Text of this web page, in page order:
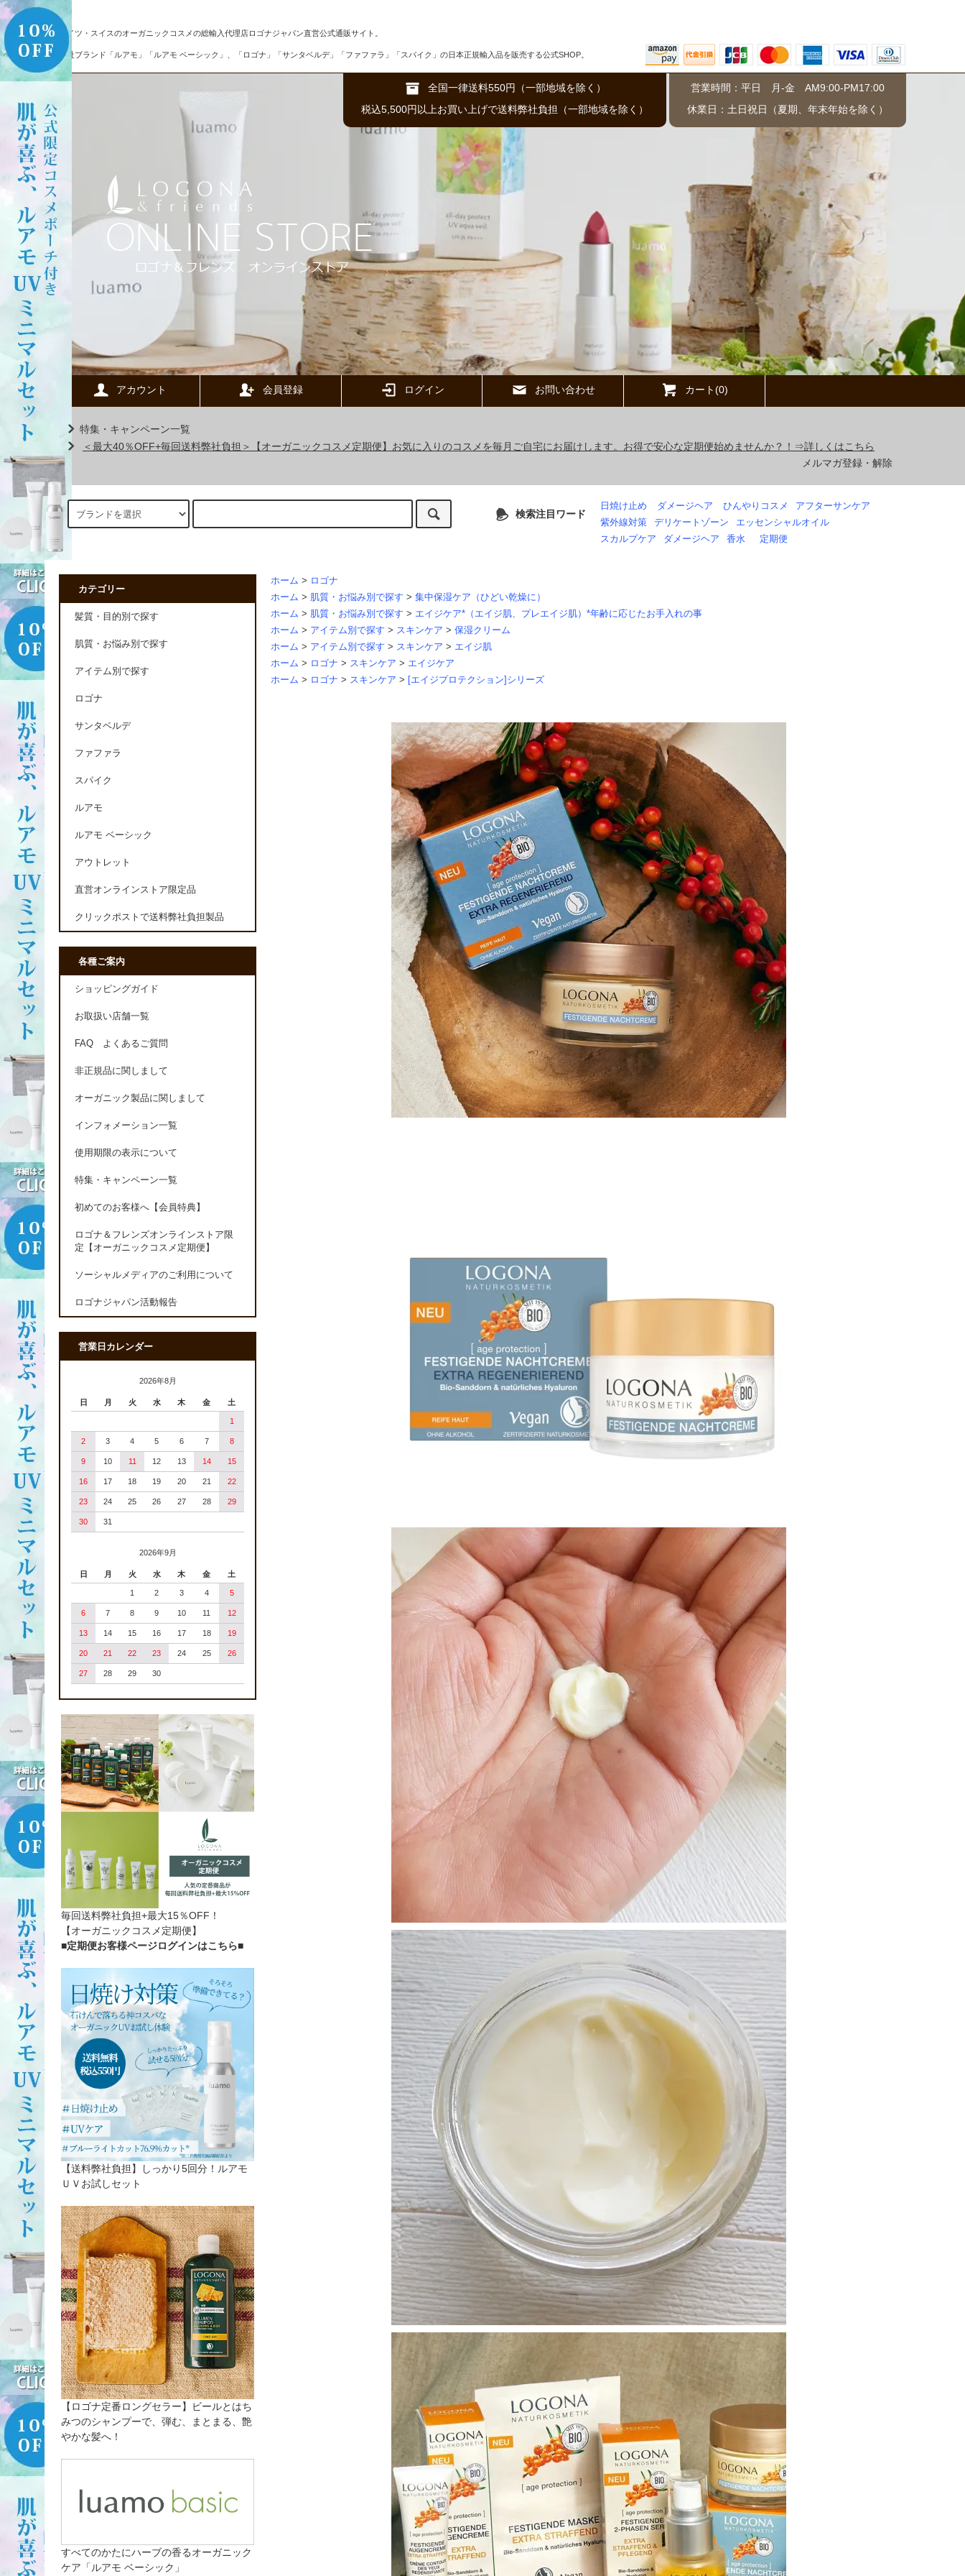
ドイツ・スイスのオーガニックコスメの総輸入代理店ロゴナジャパン直営公式通販サイト。
自社ブランド「ルアモ」「ルアモ ベーシック」、「ロゴナ」「サンタベルデ」「ファファラ」「スパイク」の日本正規輸入品を販売する公式SHOP。
全国一律送料550円（一部地域を除く）
税込5,500円以上お買い上げで送料弊社負担（一部地域を除く）
営業時間：平日 月-金 AM9:00-PM17:00
休業日：土日祝日（夏期、年末年始を除く）
アカウント 会員登録 ログイン お問い合わせ カート(0)
特集・キャンペーン一覧
＜最大40％OFF+毎回送料弊社負担＞【オーガニックコスメ定期便】お気に入りのコスメを毎月ご自宅にお届けします。お得で安心な定期便始めませんか？！⇒詳しくはこちら
メルマガ登録・解除
検索注目ワード
日焼け止め ダメージヘア ひんやりコスメ
アフターサンケア
紫外線対策
デリケートゾーン
エッセンシャルオイル
スカルプケア
ダメージヘア 香水 定期便
ホーム > ロゴナ
ホーム > 肌質・お悩み別で探す > 集中保湿ケア（ひどい乾燥に）
ホーム > 肌質・お悩み別で探す > エイジケア*（エイジ肌、プレエイジ肌）*年齢に応じたお手入れの事
ホーム > アイテム別で探す > スキンケア > 保湿クリーム
ホーム > アイテム別で探す > スキンケア > エイジ肌
ホーム > ロゴナ > スキンケア > エイジケア
ホーム > ロゴナ > スキンケア > [エイジプロテクション]シリーズ
カテゴリー
髪質・目的別で探す
肌質・お悩み別で探す
アイテム別で探す
ロゴナ
サンタベルデ
ファファラ
スパイク
ルアモ
ルアモ ベーシック
アウトレット
直営オンラインストア限定品
クリックポストで送料弊社負担製品
各種ご案内
ショッピングガイド
お取扱い店舗一覧
FAQ よくあるご質問
非正規品に関しまして
オーガニック製品に関しまして
インフォメーション一覧
使用期限の表示について
特集・キャンペーン一覧
初めてのお客様へ【会員特典】
ロゴナ＆フレンズオンラインストア限
定【オーガニックコスメ定期便】
ソーシャルメディアのご利用について
ロゴナジャパン活動報告
営業日カレンダー
2026年8月
日 月 火 水 木 金 土
1
2 3 4 5 6 7 8
9 10 11 12 13 14 15
16 17 18 19 20 21 22
23 24 25 26 27 28 29
30 31
2026年9月
日 月 火 水 木 金 土
1 2 3 4 5
6 7 8 9 10 11 12
13 14 15 16 17 18 19
20 21 22 23 24 25 26
27 28 29 30
毎回送料弊社負担+最大15％OFF！
【オーガニックコスメ定期便】
■定期便お客様ページログインはこちら■
【送料弊社負担】しっかり5回分！ルアモ
ＵＶお試しセット
【ロゴナ定番ロングセラー】ビールとはち
みつのシャンプーで、弾む、まとまる、艶
やかな髪へ！
すべてのかたにハーブの香るオーガニック
ケア「ルアモ ベーシック」